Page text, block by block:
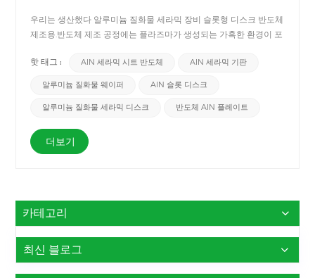
우리는 생산했다 알루미늄 질화물 세라믹 장비 슬롯형 디스크 반도체
제조용.반도체 제조 공정에는 플라즈마가 생성되는 가혹한 환경이 포
우수하여 반도체 제조에 더 적합합니다. 더욱이, 반도체 제조에서는
한 까다로운 환경을 견딜 수 있는 내구성 있는 세라믹 부품이 필요합
다.&nbsp;
핫 태그 : AlN 세라믹 시트 반도체 AlN 세라믹 기판
알루미늄 질화물 웨이퍼 AlN 슬롯 디스크
알루미늄 질화물 세라믹 디스크 반도체 AlN 플레이트
더보기
카테고리
최신 블로그